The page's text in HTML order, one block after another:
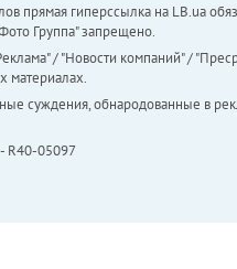
прямая гиперссылка на LB.ua
Группа" запрещено.
/ "Новости компаний" /
материалах.
суждения, обнародованные в
R40-05097